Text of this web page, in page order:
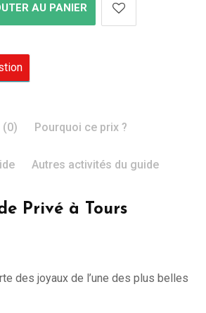
AU PANIER
(0) Pourquoi ce prix ?
Autres activités du guide
Privé à Tours
des joyaux de l’une des plus belles